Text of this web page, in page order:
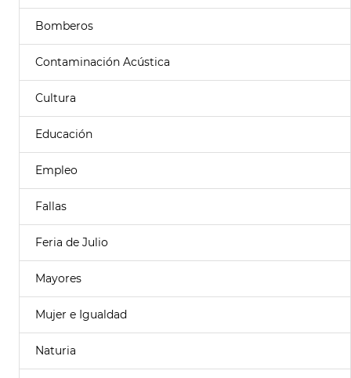
Bomberos
Contaminación Acústica
Cultura
Educación
Empleo
Fallas
Feria de Julio
Mayores
Mujer e Igualdad
Naturia